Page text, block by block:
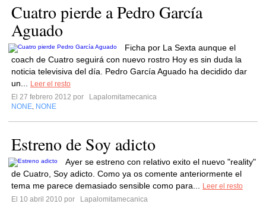
Cuatro pierde a Pedro García
Aguado
Ficha por La Sexta aunque el
coach de Cuatro seguirá con nuevo rostro Hoy es sin duda la
noticia televisiva del día. Pedro García Aguado ha decidido dar
un...
Leer el resto
El 27 febrero 2012 por
Lapalomitamecanica
NONE NONE
Estreno de Soy adicto
Ayer se estreno con relativo exito el nuevo "reality"
de Cuatro, Soy adicto. Como ya os comente anteriormente el
tema me parece demasiado sensible como para...
Leer el resto
El 10 abril 2010 por
Lapalomitamecanica